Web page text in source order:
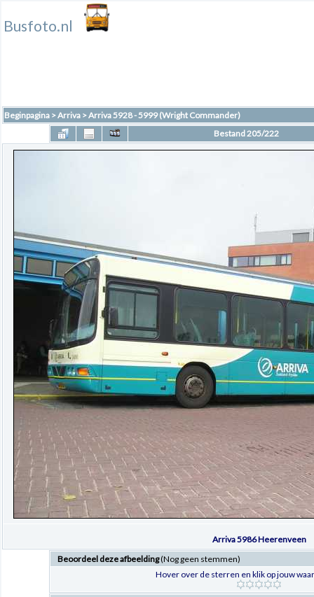
Busfoto.nl
Beginpagina >Arriva >Arriva 5928 - 5999 (Wright Commander)
Bestand 205/222
Arriva 5986 Heerenveen
Beoordeel deze afbeelding(Nog geen stemmen)
Hover over de sterren en klik op jouw